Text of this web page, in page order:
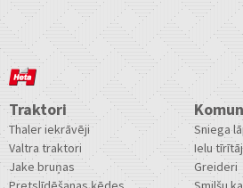
Traktori
Thaler iekrāvēji
Valtra traktori
Jake bruņas
Sniega
Ielu
Greideri